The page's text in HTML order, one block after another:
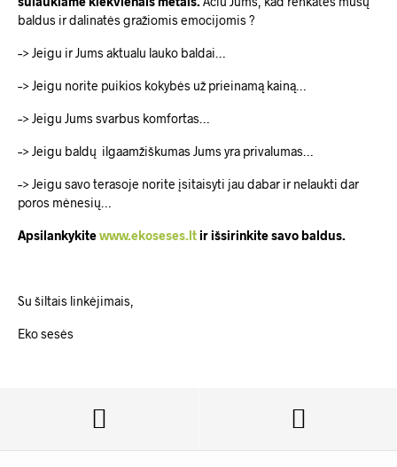
baldus ir dalinatės gražiomis emocijomis ?
–> Jeigu ir Jums aktualu lauko baldai…
–> Jeigu norite puikios kokybės už prieinamą kainą…
–> Jeigu Jums svarbus komfortas…
–> Jeigu baldų ilgaamžiškumas Jums yra privalumas…
–> Jeigu savo terasoje norite įsitaisyti jau dabar ir nelaukti dar
poros mėnesių…
Apsilankykitewww.ekoseses.ltir išsirinkite savo baldus.
Su šiltais linkėjimais,
Eko sesės